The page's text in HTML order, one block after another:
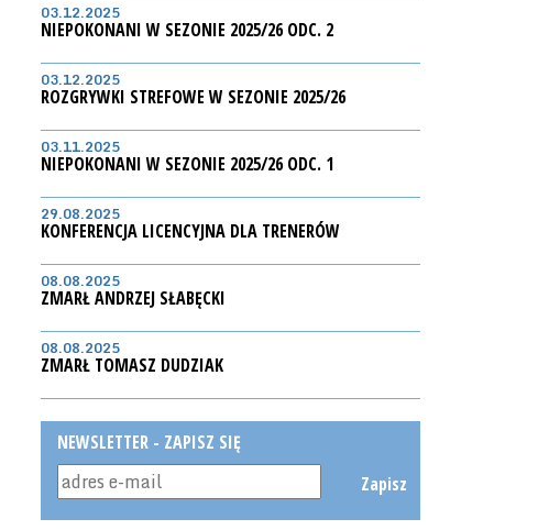
03.12.2025
NIEPOKONANI W SEZONIE 2025/26 ODC. 2
03.12.2025
ROZGRYWKI STREFOWE W SEZONIE 2025/26
03.11.2025
NIEPOKONANI W SEZONIE 2025/26 ODC. 1
29.08.2025
KONFERENCJA LICENCYJNA DLA TRENERÓW
08.08.2025
ZMARŁ ANDRZEJ SŁABĘCKI
08.08.2025
ZMARŁ TOMASZ DUDZIAK
NEWSLETTER - ZAPISZ SIĘ
Zapisz